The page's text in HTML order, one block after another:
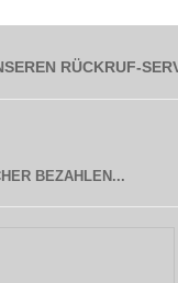
RÜCKRUF-
BEZAHLEN...